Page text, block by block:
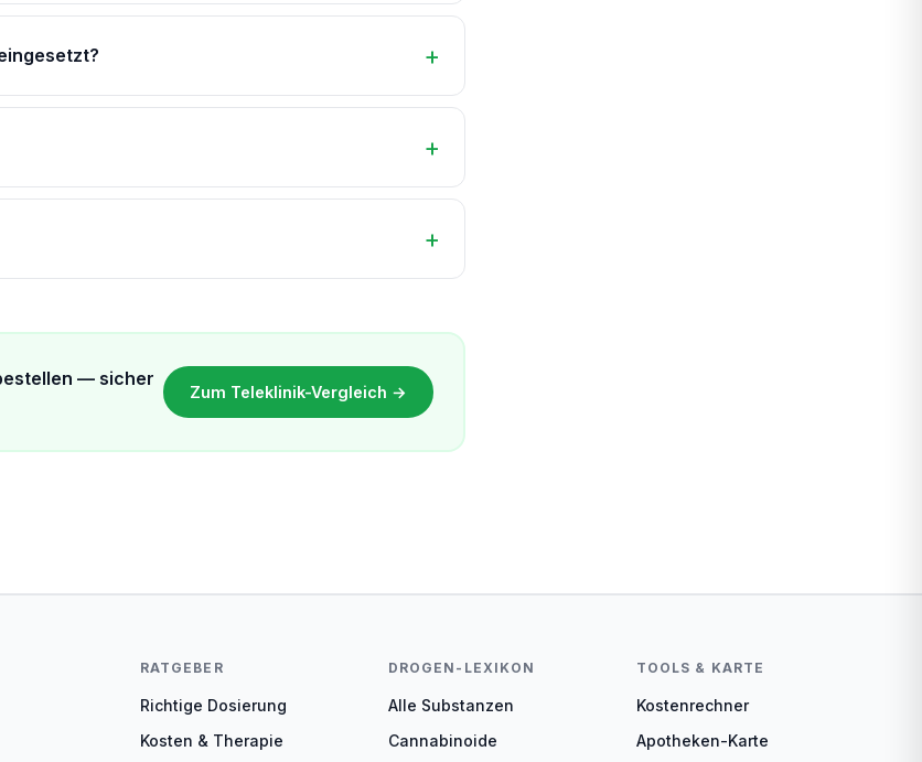
— sicher
Zum Teleklinik-Vergleich →
RATGEBER
Richtige Dosierung
Kosten & Therapie
DROGEN-LEXIKON
Alle Substanzen
Cannabinoide
TOOLS & KARTE
Kostenrechner
Apotheken-Karte